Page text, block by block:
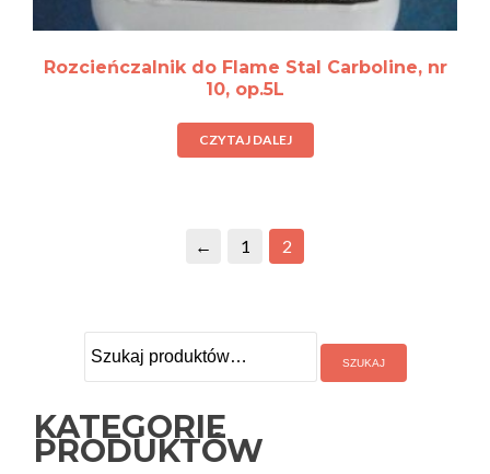
Rozcieńczalnik do Flame Stal Carboline, nr
10, op.5L
CZYTAJ DALEJ
← 1 2
KATEGORIE
PRODUKTÓW